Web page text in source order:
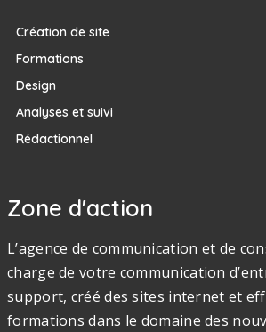
Création de site
Formations
Design
Analyses et suivi
Rédactionnel
Zone d'action
L’agence de communication et de
charge de votre communication
support, créé des sites internet et
formations dans le domaine des